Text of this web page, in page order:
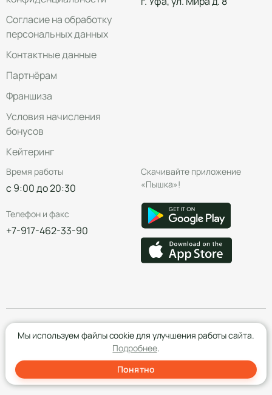
Согласие на обработку
персональных данных
Контактные данные
Партнёрам
Франшиза
Условия начисления
бонусов
Кейтеринг
Время работы
с 9:00 до 20:30
Телефон и факс
+7-917-462-33-90
Скачивайте приложение
«Пышка»!
Создание сайта- Red Promo
Мы используем файлы cookie для улучшения работы сайта.
Подробнее.
Понятно